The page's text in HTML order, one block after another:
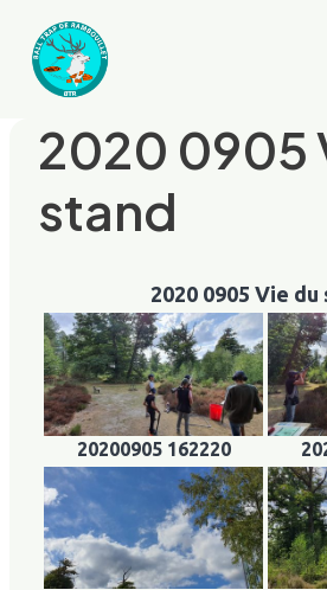
contenu
2020 0905
stand
2020 0905 Vie du
20200905 162220